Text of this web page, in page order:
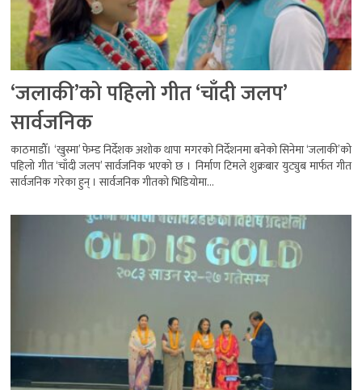
‘जलाकी’को पहिलो गीत ‘चाँदी जलप’
सार्वजनिक
काठमाडौँ। ‘खुस्मा’ फेम्ड निर्देशक अशोक थापा मगरको निर्देशनमा बनेको सिनेमा ‘जलाकी’को
पहिलो गीत ‘चाँदी जलप’ सार्वजनिक भएको छ । निर्माण टिमले शुक्रबार युट्युब मार्फत गीत
सार्वजनिक गरेका हुन् । सार्वजनिक गीतको भिडियोमा...